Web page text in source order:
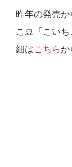
昨年の発売
こ豆「こい
細はこちらか